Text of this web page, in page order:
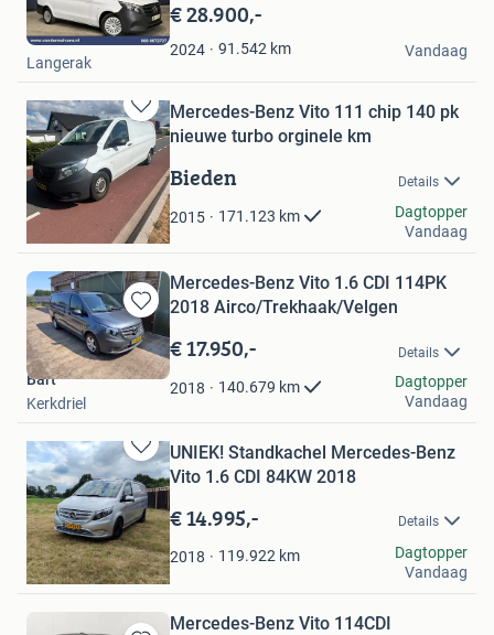
in
Mijn
Favorieten
€ 28.900,-
2024 91.542 km
Van der Wal Vans
Langerak
Vandaag
Bewaren
in
Mijn
Favorieten
Mercedes-Benz Vito 111 chip 140 pk
nieuwe turbo orginele km
Bieden Details
2015 171.123 km
jeroen
Vroomshoop
Dagtopper
Vandaag
Bewaren
in
Mijn
Favorieten
Mercedes-Benz Vito 1.6 CDI 114PK
2018 Airco/Trekhaak/Velgen
€ 17.950,- Details
2018 140.679 km
Bart
Kerkdriel
Dagtopper
Vandaag
Bewaren
in
Mijn
Favorieten
UNIEK! Standkachel Mercedes-Benz
Vito 1.6 CDI 84KW 2018
€ 14.995,- Details
2018 119.922 km
Hk
Kootwijkerbroek
Dagtopper
Vandaag
Mercedes-Benz Vito 114CDI